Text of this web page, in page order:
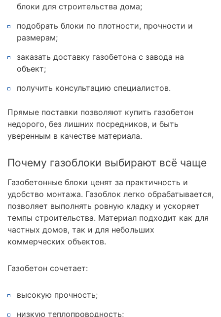
блоки для строительства дома;
подобрать блоки по плотности, прочности и
размерам;
заказать доставку газобетона с завода на
объект;
получить консультацию специалистов.
Прямые поставки позволяют купить газобетон
недорого, без лишних посредников, и быть
уверенным в качестве материала.
Почему газоблоки выбирают всё чаще
Газобетонные блоки ценят за практичность и
удобство монтажа. Газоблок легко обрабатывается,
позволяет выполнять ровную кладку и ускоряет
темпы строительства. Материал подходит как для
частных домов, так и для небольших
коммерческих объектов.
Газобетон сочетает:
высокую прочность;
низкую теплопроводность;